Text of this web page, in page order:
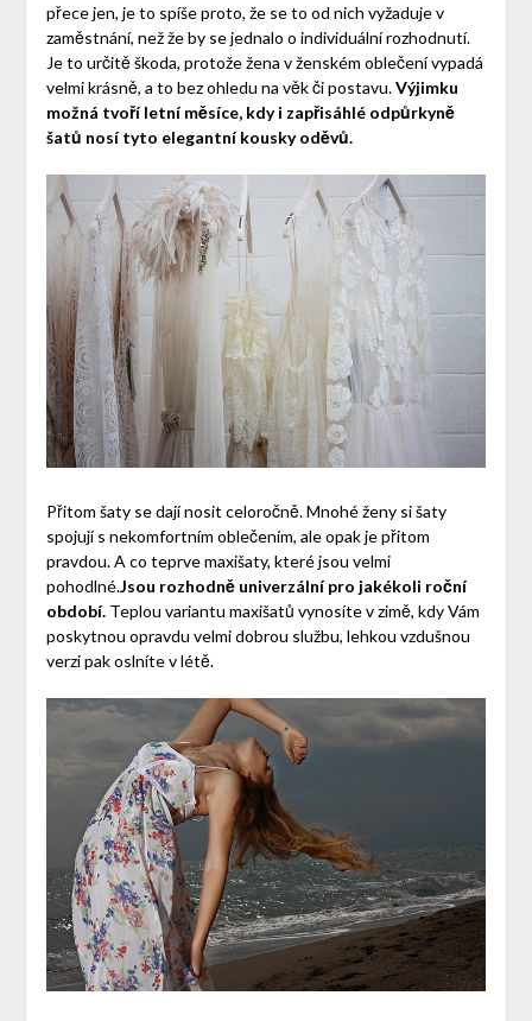
přece jen, je to spíše proto, že se to od nich vyžaduje v
zaměstnání, než že by se jednalo o individuální rozhodnutí.
Je to určitě škoda, protože žena v ženském oblečení vypadá
velmi krásně, a to bez ohledu na věk či postavu.Výjimku
možná tvoří letní měsíce, kdy i zapřisáhlé odpůrkyně
šatů nosí tyto elegantní kousky oděvů.
Přitom šaty se dají nosit celoročně. Mnohé ženy si šaty
spojují s nekomfortním oblečením, ale opak je přitom
pravdou. A co teprve maxišaty, které jsou velmi
pohodlné.Jsou rozhodně univerzální pro jakékoli roční
období. Teplou variantu maxišatů vynosíte v zimě, kdy Vám
poskytnou opravdu velmi dobrou službu, lehkou vzdušnou
verzi pak oslníte v létě.